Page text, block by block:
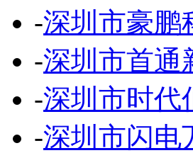
-深圳市豪鹏
-深圳市首通
-深圳市时代
-深圳市闪电